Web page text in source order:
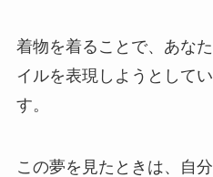
着物を着ることで、あな
イルを表現しようとして
す。
この夢を見たときは、自